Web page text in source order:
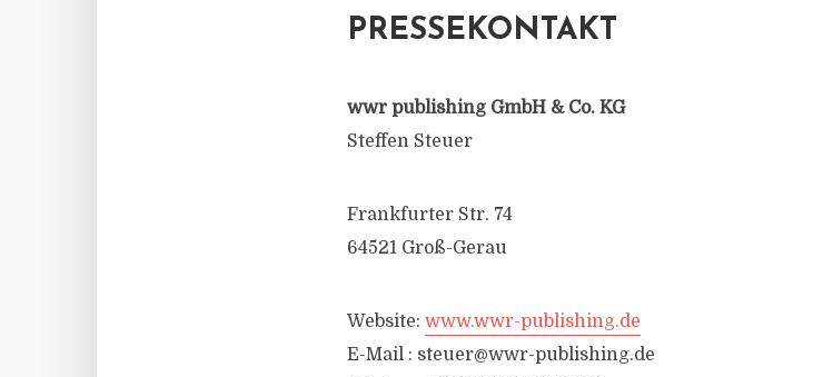
PRESSEKONTAKT
wwr publishing GmbH & Co. KG
Steffen Steuer
Frankfurter Str. 74
64521 Groß-Gerau
Website: www.wwr-publishing.de
E-Mail : steuer@wwr-publishing.de